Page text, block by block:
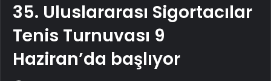
35. Uluslararası Sigortacılar
Tenis Turnuvası 9
Haziran’da başlıyor